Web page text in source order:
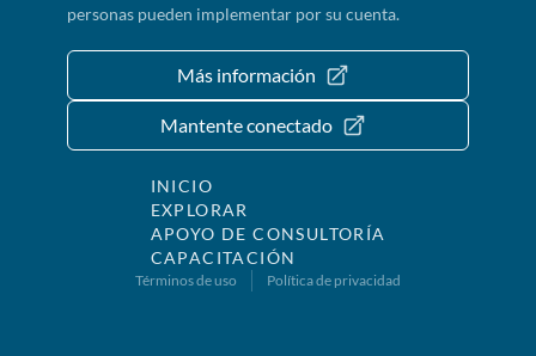
personas pueden implementar por su cuenta.
Más información
Mantente conectado
INICIO
EXPLORAR
APOYO DE CONSULTORÍA
CAPACITACIÓN
Términos de uso Política de privacidad